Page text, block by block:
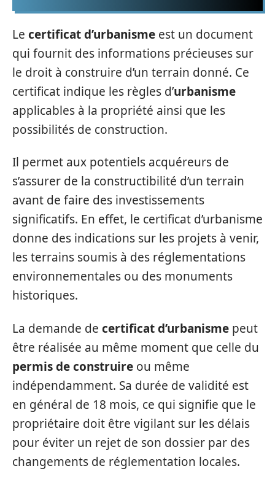
Le certificat d’urbanisme est un document
qui fournit des informations précieuses sur
le droit à construire d’un terrain donné. Ce
certificat indique les règles d’urbanisme
applicables à la propriété ainsi que les
possibilités de construction.
Il permet aux potentiels acquéreurs de
s’assurer de la constructibilité d’un terrain
avant de faire des investissements
significatifs. En effet, le certificat d’urbanisme
donne des indications sur les projets à venir,
les terrains soumis à des réglementations
environnementales ou des monuments
historiques.
La demande de certificat d’urbanisme peut
être réalisée au même moment que celle du
permis de construire ou même
indépendamment. Sa durée de validité est
en général de 18 mois, ce qui signifie que le
propriétaire doit être vigilant sur les délais
pour éviter un rejet de son dossier par des
changements de réglementation locales.